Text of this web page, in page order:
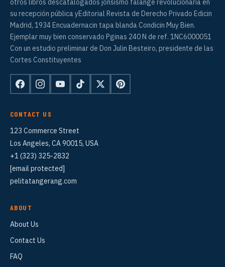
otros libros descatalogados jonsismo falange revolucionaria en
su recepción pública yEditorial Revista de Derecho Privado Edicin
Madrid, 1934 Encuadernacin tapa blanda Condicin Muy Bien.
Ejemplar muy bien conservado Pginas 240 N de ref. 1NC6000051
Con un estudio preliminar de Don Julin Besteiro, presidente de las
Cortes Constituyentes
CONTACT US
123 Commerce Street
Los Angeles, CA 90015, USA
+1 (323) 325-2832
[email protected]
pelitatangerang.com
ABOUT
About Us
Contact Us
FAQ